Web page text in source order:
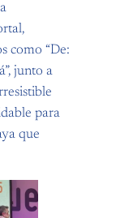
como “De:
junto a
para
que